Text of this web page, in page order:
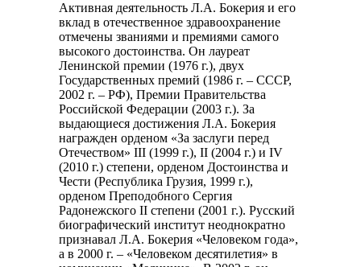
Активная деятельность Л.А. Бокерия и его
вклад в отечественное здравоохранение
отмечены званиями и премиями самого
высокого достоинства. Он лауреат
Ленинской премии (1976 г.), двух
Государственных премий (1986 г. – СССР,
2002 г. – РФ), Премии Правительства
Российской Федерации (2003 г.). За
выдающиеся достижения Л.А. Бокерия
награжден орденом «За заслуги перед
Отечеством» III (1999 г.), II (2004 г.) и IV
(2010 г.) степени, орденом Достоинства и
Чести (Республика Грузия, 1999 г.),
орденом Преподобного Сергия
Радонежского II степени (2001 г.). Русский
биографический институт неоднократно
признавал Л.А. Бокерия «Человеком года»,
а в 2000 г. – «Человеком десятилетия» в